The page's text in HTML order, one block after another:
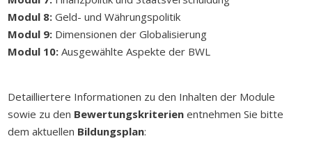
Modul 8: Geld- und Währungspolitik
Modul 9: Dimensionen der Globalisierung
Modul 10: Ausgewählte Aspekte der BWL
Detailliertere Informationen zu den Inhalten der Module
sowie zu den Bewertungskriterien entnehmen Sie bitte
dem aktuellen Bildungsplan: